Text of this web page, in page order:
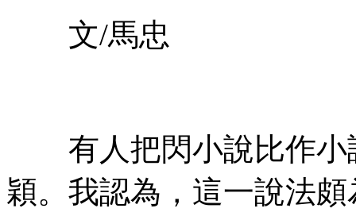
文/馬忠
有人把閃小說比作小
穎。我認為，這一說法